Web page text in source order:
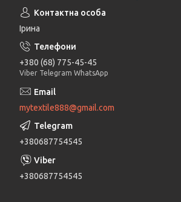
Ірина
+380 (68) 775-45-45
Viber Telegram WhatsApp
mytextile888@gmail.com
+380687754545
+380687754545